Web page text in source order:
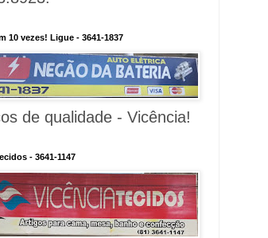
10 vezes! Ligue - 3641-1837
de qualidade - Vicência!
- 3641-1147